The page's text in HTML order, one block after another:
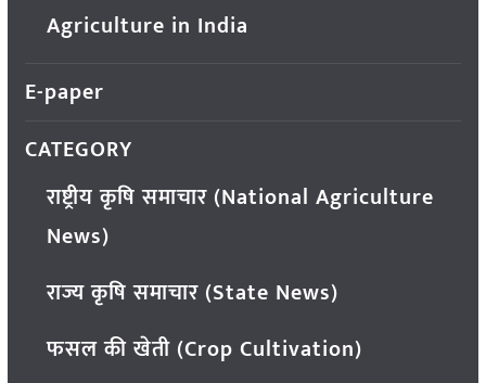
Agriculture in India
E-paper
CATEGORY
राष्ट्रीय कृषि समाचार (National Agriculture
News)
राज्य कृषि समाचार (State News)
फसल की खेती (Crop Cultivation)